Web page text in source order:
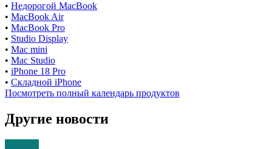
• Недорогой MacBook
• MacBook Air
• MacBook Pro
• Studio Display
• Mac mini
• Mac Studio
• iPhone 18 Pro
• Складной iPhone
Посмотреть полный календарь продуктов
Другие новости